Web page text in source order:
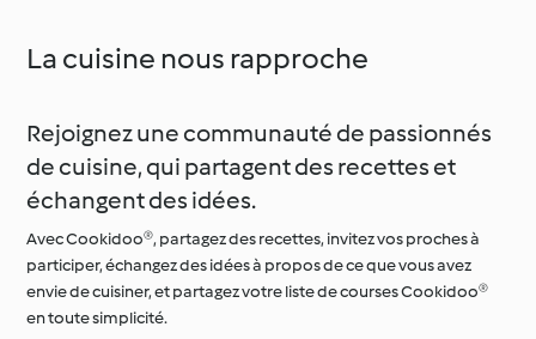
La cuisine nous rapproche
Rejoignez une communauté de passionnés
de cuisine, qui partagent des recettes et
échangent des idées.
Avec Cookidoo®, partagez des recettes, invitez vos proches à
participer, échangez des idées à propos de ce que vous avez
envie de cuisiner, et partagez votre liste de courses Cookidoo®
en toute simplicité.